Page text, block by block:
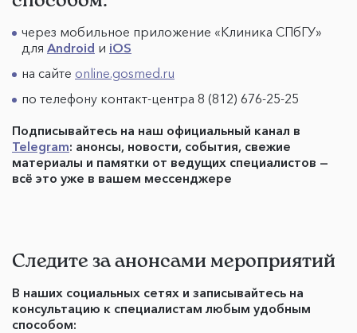
через мобильное приложение «Клиника СПбГУ»
для Android и iOS
на сайте online.gosmed.ru
по телефону контакт-центра 8 (812) 676-25-25
Подписывайтесь на наш официальный канал в
Telegram: анонсы, новости, события, свежие
материалы и памятки от ведущих специалистов —
всё это уже в вашем мессенджере
Следите за анонсами мероприятий
В наших социальных сетях и записывайтесь на
консультацию к специалистам любым удобным
способом: